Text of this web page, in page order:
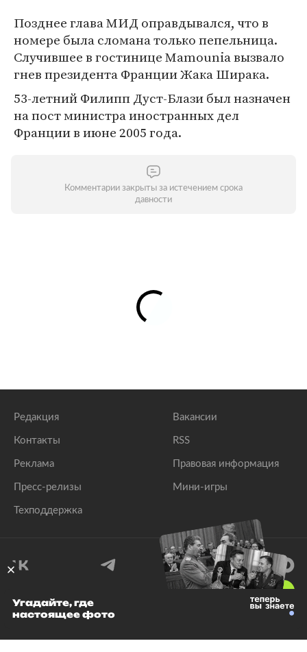
Позднее глава МИД оправдывался, что в
номере была сломана только пепельница.
Cлучившее в гостинице Mamounia вызвало
гнев президента Франции Жака Ширака.
53-летний Филипп Дуст-Блази был назначен
на пост министра иностранных дел
Франции в июне 2005 года.
Комментарии закрыты за истечением срока
давности
Редакция
Контакты
Реклама
Пресс-релизы
Техподдержка
Вакансии
RSS
Правовая информация
Мини-игры
© 1999–2026 Все права защищены.
Угадайте, где
настоящее фото